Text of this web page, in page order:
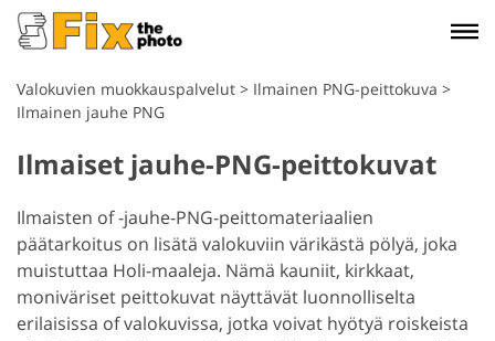
Valokuvien muokkauspalvelut > Ilmainen PNG-peittokuva >
Ilmainen jauhe PNG
Ilmaiset jauhe-PNG-peittokuvat
Ilmaisten of -jauhe-PNG-peittomateriaalien
päätarkoitus on lisätä valokuviin värikästä pölyä, joka
muistuttaa Holi-maaleja. Nämä kauniit, kirkkaat,
moniväriset peittokuvat näyttävät luonnolliselta
erilaisissa of valokuvissa, jotka voivat hyötyä roiskeista